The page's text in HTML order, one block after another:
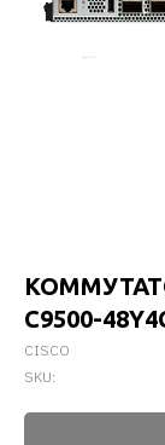
C9500-
CISCO
SKU: